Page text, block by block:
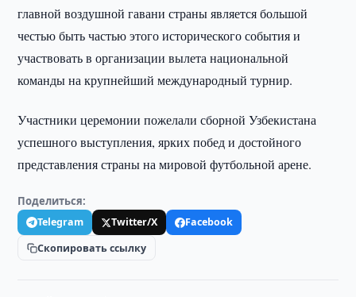
главной воздушной гавани страны является большой
честью быть частью этого исторического события и
участвовать в организации вылета национальной
команды на крупнейший международный турнир.
Участники церемонии пожелали сборной Узбекистана
успешного выступления, ярких побед и достойного
представления страны на мировой футбольной арене.
Поделиться:
Telegram Twitter/X
Facebook
Скопировать ссылку